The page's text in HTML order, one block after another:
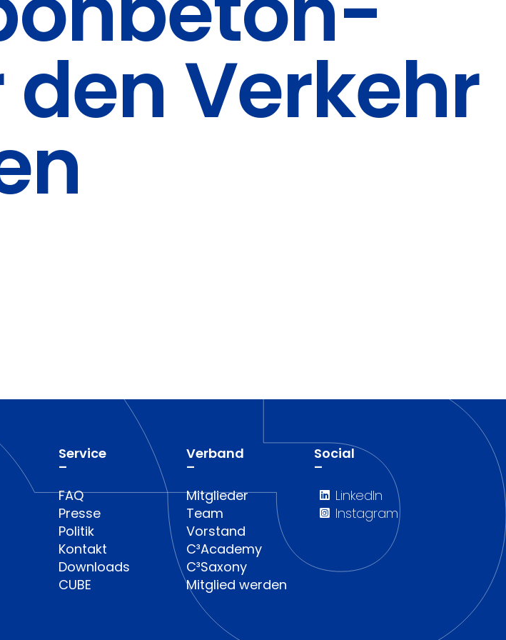
Verkehr
Service
–
FAQ
Presse
Politik
Kontakt
Downloads
CUBE
Verband
–
Mitglieder
Team
Vorstand
C³Academy
C³Saxony
Mitglied werden
Social
–
LinkedIn
Instagram